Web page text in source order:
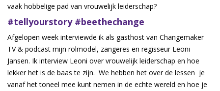
vaak hobbelige pad van vrouwelijk leiderschap?
#tellyourstory #beethechange
Afgelopen week interviewde ik als gasthost van Changemaker
TV & podcast mijn rolmodel, zangeres en regisseur Leoni
Jansen. Ik interview Leoni over vrouwelijk leiderschap en hoe
lekker het is de baas te zijn. We hebben het over de lessen je
vanaf het toneel mee kunt nemen in de echte wereld en hoe je